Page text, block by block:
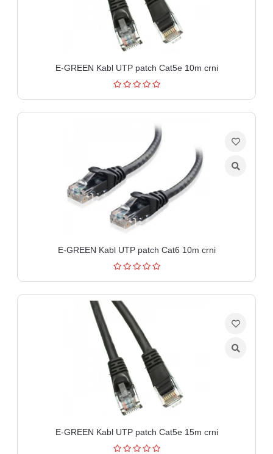
E-GREEN Kabl UTP patch Cat5e 10m crni
E-GREEN Kabl UTP patch Cat6 10m crni
E-GREEN Kabl UTP patch Cat5e 15m crni